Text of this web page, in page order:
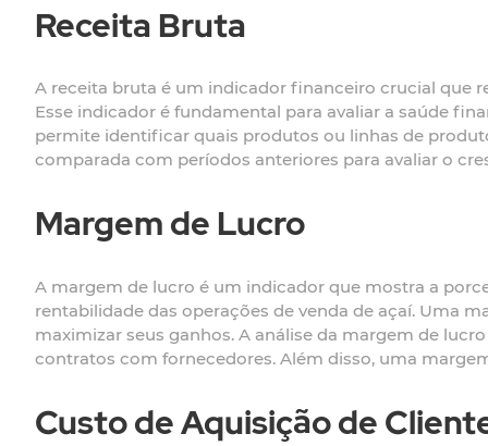
Receita Bruta
A receita bruta é um indicador financeiro crucial que
Esse indicador é fundamental para avaliar a saúde
permite identificar quais produtos ou linhas de
comparada com períodos anteriores para avaliar o
Margem de Lucro
A margem de lucro é um indicador que mostra a
rentabilidade das operações de venda de açaí. Uma
maximizar seus ganhos. A análise da margem de
contratos com fornecedores. Além disso, uma
Custo de Aquisição de